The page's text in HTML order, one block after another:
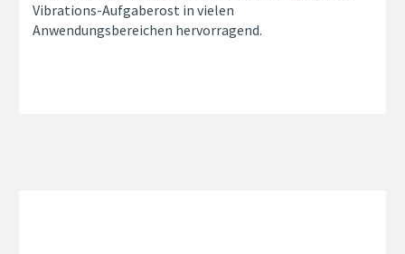
Vibrations-Aufgaberost in vielen
Anwendungsbereichen hervorragend.